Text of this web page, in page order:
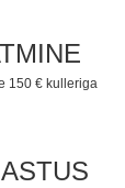
150 € kulleriga